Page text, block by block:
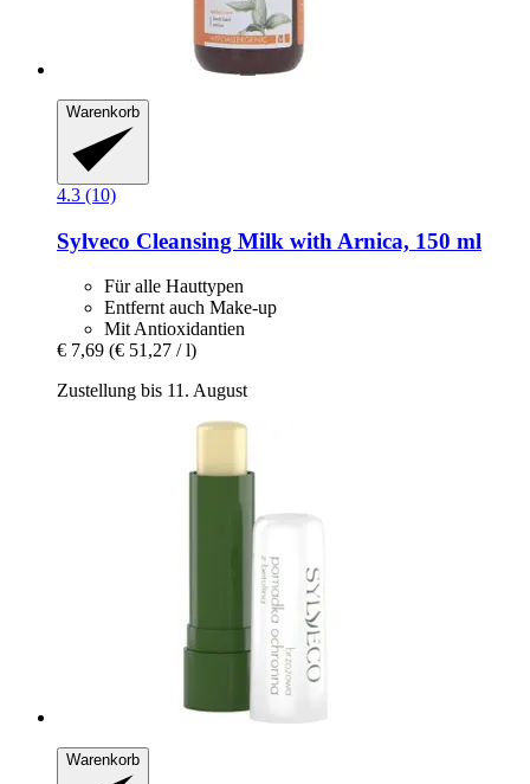
Warenkorb
4.3 (10)
Sylveco Cleansing Milk with Arnica, 150 ml
Für alle Hauttypen
Entfernt auch Make-up
Mit Antioxidantien
€ 7,69 (€ 51,27 / l)
Zustellung bis 11. August
Warenkorb